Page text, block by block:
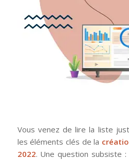
Vous venez de lire la liste
les éléments clés de la
2022. Une question subsiste :